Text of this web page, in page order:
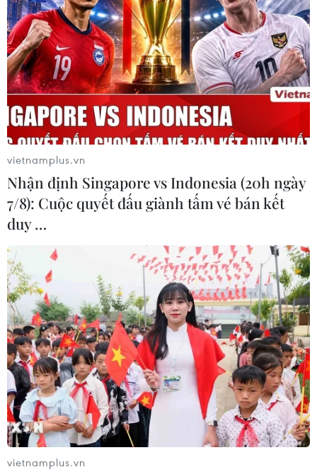
TIN CÙNG CHUYÊN MỤC
Thổ Nhĩ Kỳ tăng cường truy quét IS,
bắt giữ hơn 100 nghi phạm
07/08/2026 14:55
Tây Ban Nha triệt phá đường dây
buôn người xuyên Địa Trung Hải
07/08/2026 12:13
Hy Lạp tạm giam một thị trưởng tình
nghi gây thảm họa cháy rừng
vietnamplus.vn
Nhận định Singapore vs Indonesia (20h ngày
7/8): Cuộc quyết đấu giành tấm vé bán kết
duy …
vietnamplus.vn